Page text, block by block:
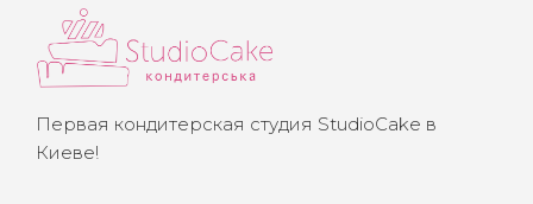
Первая кондитерская студия StudioCake в
Киеве!